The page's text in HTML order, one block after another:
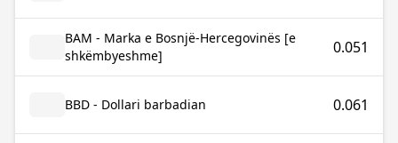
BAM - Marka e Bosnjë-Hercegovinës [e
shkëmbyeshme]
0.051
BBD - Dollari barbadian 0.061